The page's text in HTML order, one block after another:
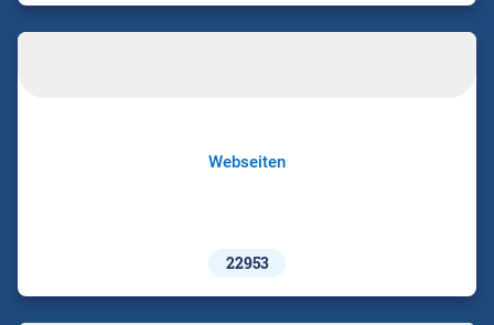
Webseiten
22953